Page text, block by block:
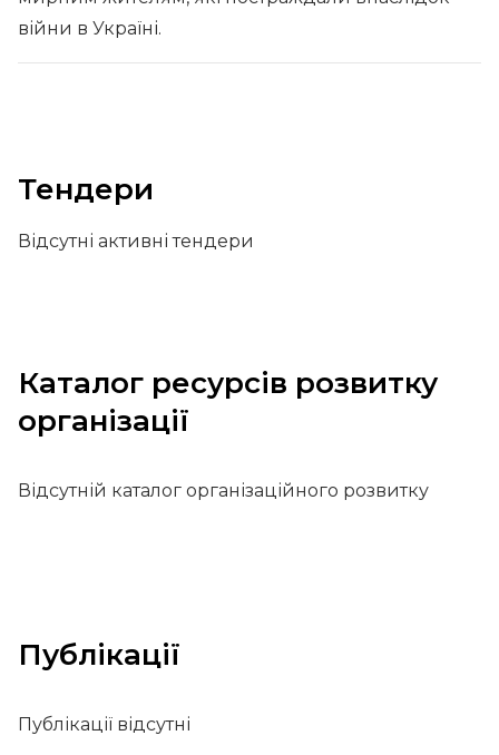
війни в Україні.
Тендери
Відсутні активні тендери
Каталог ресурсів розвитку
організації
Відсутній каталог організаційного розвитку
Публікації
Публікації відсутні